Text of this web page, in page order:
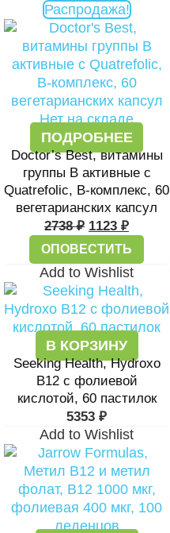
Распродажа!
Нет на складе
ПОДРОБНЕЕ
Doctor’s Best, витамины
группы В активные с
Quatrefolic, В-комплекс, 60
вегетарианских капсул
2738₽ 1123 ₽
ОПОВЕСТИТЬ
Add to Wishlist
В КОРЗИНУ
Seeking Health, Hydroxo
B12 с фолиевой
кислотой, 60 пастилок
5353 ₽
Add to Wishlist